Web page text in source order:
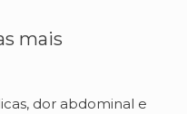
mais
dor abdominal e